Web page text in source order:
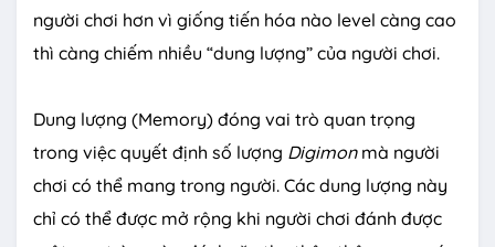
người chơi hơn vì giống tiến hóa nào level càng cao
thì càng chiếm nhiều “dung lượng” của người chơi.
Dung lượng (Memory) đóng vai trò quan trọng
trong việc quyết định số lượng Digimonmà người
chơi có thể mang trong người. Các dung lượng này
chỉ có thể được mở rộng khi người chơi đánh được